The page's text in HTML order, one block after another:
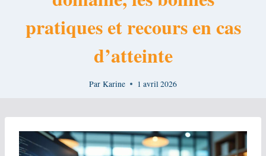
pratiques et recours en cas
d’atteinte
Par Karine 1 avril 2026